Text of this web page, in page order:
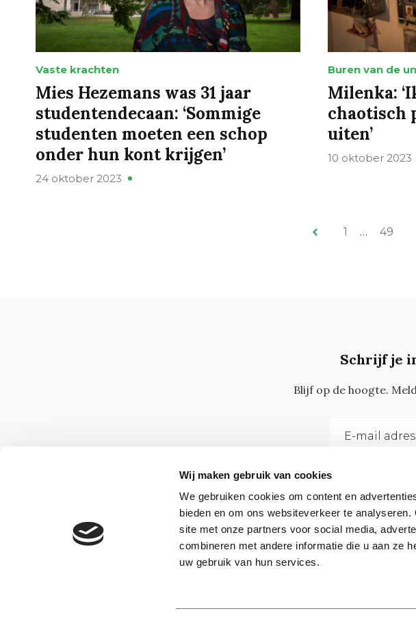
Wij maken gebruik van cookies
We gebruiken cookies om content en
bieden en om ons websiteverkeer te
site met onze partners voor social media,
combineren met andere informatie die u aan ze
uw gebruik van hun services.
Vaste krachten
Mies Hezemans was 31 jaar
studentendecaan: ‘Sommige
studenten moeten een schop
onder hun kont krijgen’
24 oktober 2023
Buren van de
Milenka:
chaotisch
uiten’
10 oktober 2023
1 … 49
Schrijf je
Blijf op de hoogte.
Vragen,